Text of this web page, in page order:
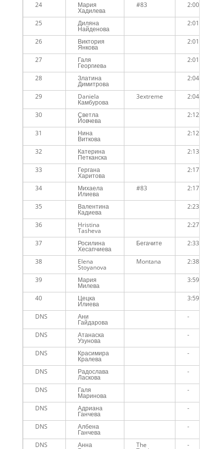
24 Мария
Хадилева
#83 2:00:24
25 Диляна
Найденова
2:01:19
26 Виктория
Янкова
2:01:20
27 Галя
Георгиевa
2:01:21
28 Златина
Димитрова
2:04:20
29 Daniela
Камбурова
3extreme 2:04:34
30 Светла
Йовчева
2:12:25
31 Нина
Виткова
2:12:25
32 Катерина
Петканска
2:13:48
33 Гергана
Харитова
2:17:17
34 Михаела
Илиева
#83 2:17:25
35 Валентина
Кадиева
2:23:39
36 Hristina
Tasheva
2:27:18
37 Росилина
Хесапчиева
Бегачите 2:33:07
38 Elena
Stoyanova
Montana 2:38:53
39 Мария
Милева
3:59:38
40 Цецка
Илиева
3:59:39
DNS Ани
Гайдарова
-
DNS Атанаска
Узунова
-
DNS Красимира
Кралева
-
DNS Радослава
Ласкова
-
DNS Галя
Маринова
-
DNS Адриана
Ганчева
-
DNS Албена
Ганчева
-
DNS Анна The -